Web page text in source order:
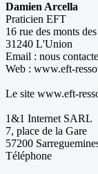
Damien Arcella
Praticien EFT
16 rue des monts
31240 L'Union
Email : nous
Web : www.eft-
Le site www.eft-
1&1 Internet SARL
7, place de la Gare
57200
Téléphone